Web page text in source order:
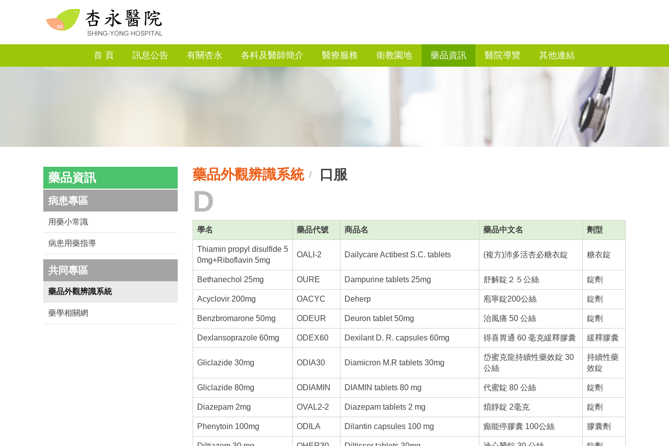
首 頁 訊息公告 有關杏永 各科及醫師簡介 醫療服務 衛教園地 藥品資訊 醫院導覽 其他連結
藥品資訊
病患專區
用藥小常識
病患用藥指導
共同專區
藥品外觀辨識系統
藥學相關網
藥品外觀辨識系統/ 口服
D
學名 藥品代號 商品名 藥品中文名 劑型
Thiamin propyl disulfide 5
0mg+Riboflavin 5mg
OALI-2 Dailycare Actibest S.C. tablets (複方)沛多活杏必糖衣錠 糖衣錠
Bethanechol 25mg OURE Dampurine tablets 25mg 舒解錠２５公絲 錠劑
Acyclovir 200mg OACYC Deherp 庖寧錠200公絲 錠劑
Benzbromarone 50mg ODEUR Deuron tablet 50mg 治風痛 50 公絲 錠劑
Dexlansoprazole 60mg ODEX60 Dexilant D. R. capsules 60mg 得喜胃通 60 毫克緩釋膠囊 緩釋膠囊
Gliclazide 30mg ODIA30 Diamicron M.R tablets 30mg
岱蜜克龍持續性藥效錠 30
公絲
持續性藥
效錠
Gliclazide 80mg ODIAMIN DIAMIN tablets 80 mg 代蜜錠 80 公絲 錠劑
Diazepam 2mg OVAL2-2 Diazepam tablets 2 mg 煩靜錠 2毫克 錠劑
Phenytoin 100mg ODILA Dilantin capsules 100 mg 癲能停膠囊 100公絲 膠囊劑